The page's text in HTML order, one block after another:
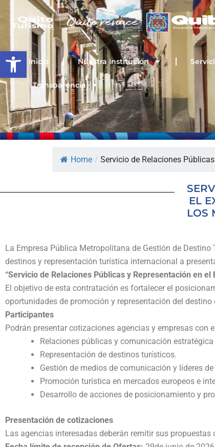
Open toolbar
al
contenido
Inicio Nuestra Institución
Transparencia
Home / Servicio de Relaciones
EL
LOS
La Empresa Pública Metropolitana de Gestión de
destinos y representación turística internacional a
“Servicio de Relaciones Públicas y Representación en
El objetivo de esta contratación es fortalecer el
oportunidades de promoción y representación del
Participantes
Podrán presentar cotizaciones agencias y empresas con
Relaciones públicas y comunicación
Representación de destinos turísticos.
Gestión de medios de comunicación y líderes
Promoción turística en mercados europeos e
Desarrollo de acciones de posicionamiento y
Presentación de cotizaciones
Las agencias interesadas deberán remitir sus